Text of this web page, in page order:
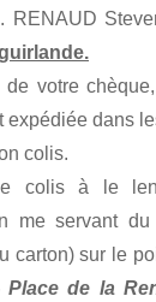
RENAUD
de votre
expédiée dans
colis.
colis à le
me servant
carton) sur le
Place de la